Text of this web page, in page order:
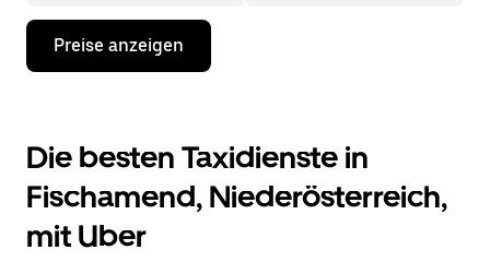
Drücke
Nach-
mit
dem
Kalender
zu
interagieren
und
Preise anzeigen
Die besten Taxidienste in
Fischamend, Niederösterreich,
mit Uber